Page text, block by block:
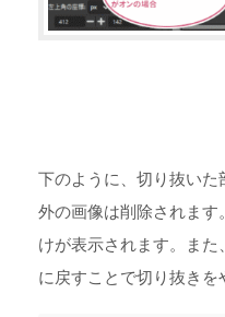
下のように、切り抜い
外の画像は削除されま
けが表示されます。ま
に戻すことで切り抜きを